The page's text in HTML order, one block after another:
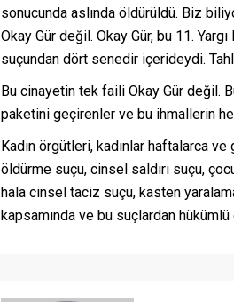
sonucunda aslında öldürüldü. Biz
Okay Gür değil. Okay Gür, bu 11.
suçundan dört senedir içerideydi.
Bu cinayetin tek faili Okay Gür değil.
paketini geçirenler ve bu ihmallerin
Kadın örgütleri, kadınlar haftalarca
öldürme suçu, cinsel saldırı suçu,
hala cinsel taciz suçu, kasten
kapsamında ve bu suçlardan